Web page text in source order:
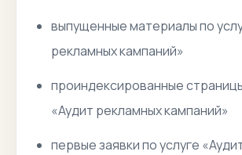
выпущенные материалы по
рекламных кампаний»
проиндексированные
«Аудит рекламных кампаний»
первые заявки по услуге